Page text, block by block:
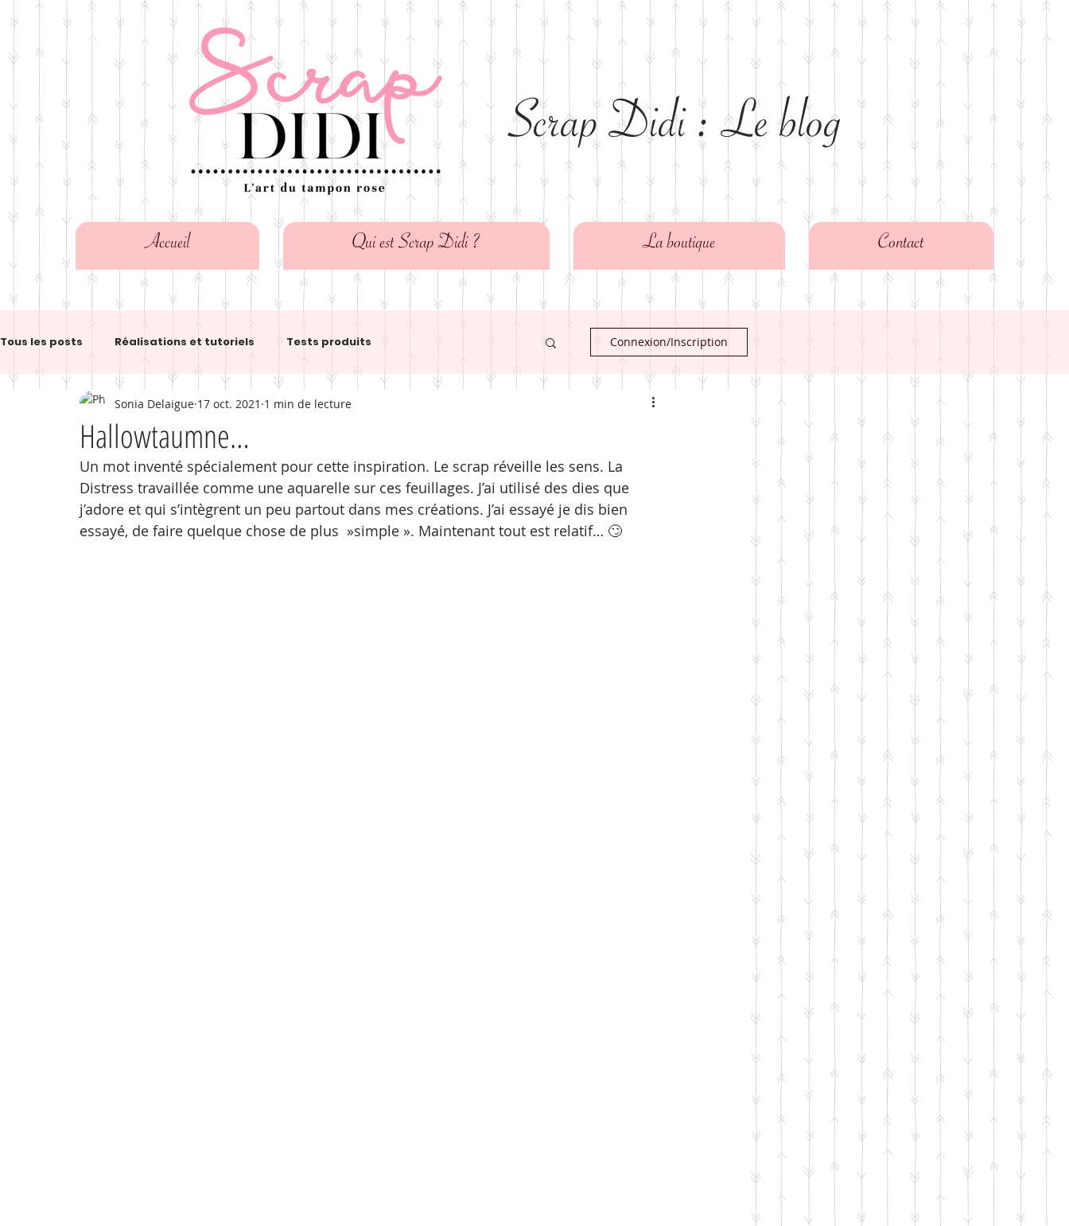
Scrap Didi : Le blog
Accueil Qui est Scrap Didi ? La boutique Contact
Tous les posts Réalisations et tutoriels Tests produits Connexion/Inscription
Hallowtaumne…
Sonia Delaigue 17 oct. 2021 1 min de lecture
Un mot inventé spécialement pour cette inspiration. Le scrap réveille les sens. La
Distress travaillée comme une aquarelle sur ces feuillages. J’ai utilisé des dies que
j’adore et qui s’intègrent un peu partout dans mes créations. J’ai essayé je dis bien
essayé, de faire quelque chose de plus  »simple ». Maintenant tout est relatif… 🙄